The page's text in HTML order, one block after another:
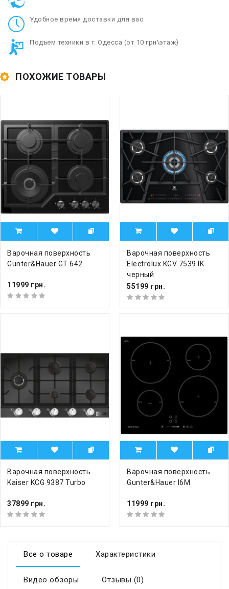
Удобное время доставки для вас
Подъем техники в г. Одесса (от 10 грн\этаж)
ПОХОЖИЕ ТОВАРЫ
Варочная поверхность
Gunter&Hauer GT 642
11999 грн.
Варочная поверхность
Electrolux KGV 7539 IK
черный
55199 грн.
Варочная поверхность
Kaiser KCG 9387 Turbo
37899 грн.
Варочная поверхность
Gunter&Hauer I6M
11999 грн.
Все о товаре Характеристики
Видео обзоры Отзывы (0)